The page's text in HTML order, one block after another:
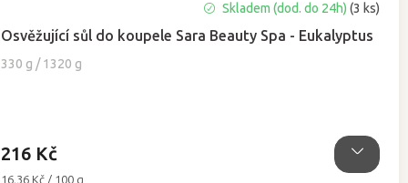
Osvěžující sůl do koupele Sara Beauty Spa - Eukalyptus
330 g / 1320 g
hodnocení
produktu
je
Skladem (dod. do 24h)(3 ks)
216 Kč
Měrná
16,36 Kč / 100 g